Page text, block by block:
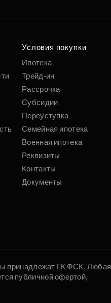
Условия покупки
Ипотека
Трейд-ин
Рассрочка
Субсидии
Переуступка
Семейная ипотека
Военная ипотека
Реквизиты
Контакты
Документы
принадлежат ГК ФСК. Любая
публичной офертой,